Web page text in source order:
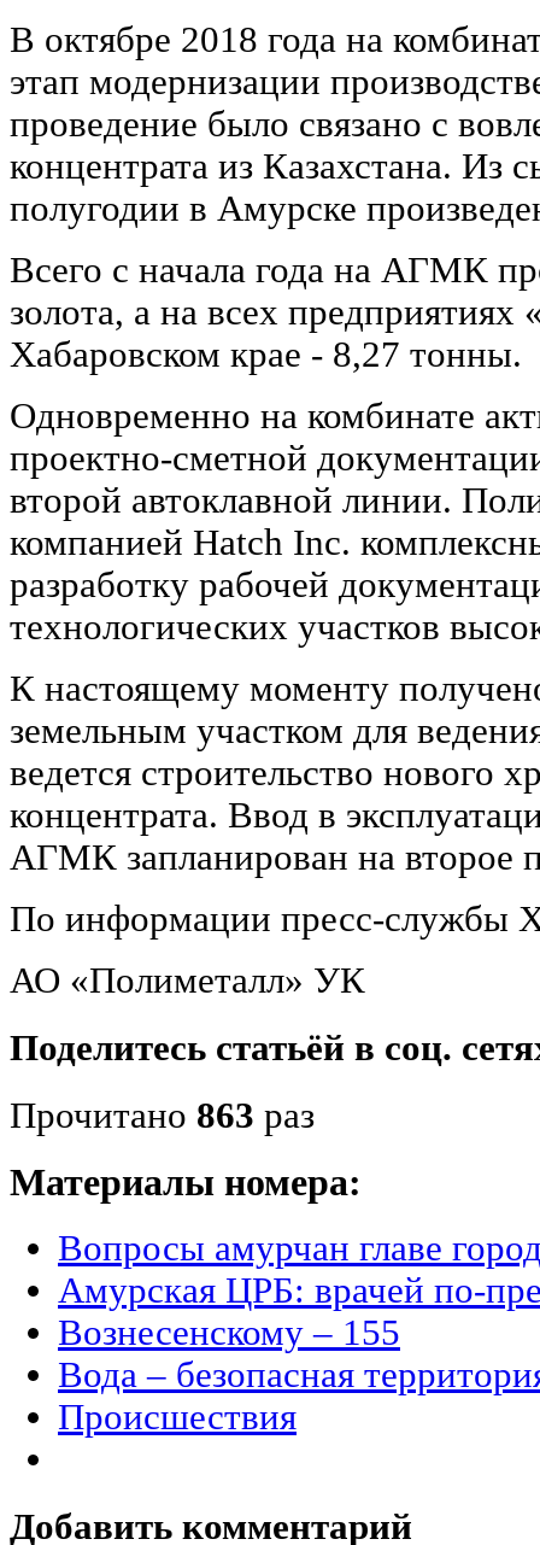
В октябре 2018 года на
этап модернизации
проведение было связано с
концентрата из Казахстана. Из
полугодии в Амурске
Всего с начала года на АГМК
золота, а на всех предприятиях
Хабаровском крае - 8,27 тонны.
Одновременно на комбинате
проектно-сметной
второй автоклавной линии.
компанией Hatch Inc.
разработку рабочей
технологических участков
К настоящему моменту
земельным участком для
ведется строительство нового
концентрата. Ввод в
АГМК запланирован на второе
По информации пресс-службы
АО «Полиметалл» УК
Поделитесь статьёй в соц.
Прочитано 863 раз
Материалы номера:
Вопросы амурчан главе
Амурская ЦРБ: врачей по-
Вознесенскому – 155
Вода – безопасная
Происшествия
Добавить комментарий